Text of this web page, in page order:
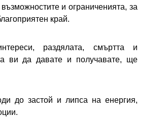
и ограниченията, за
край.
раздялата, смъртта и
ви да давате и получавате, ще
до застой и липса на енергия,